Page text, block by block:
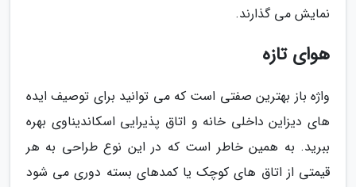
نمایش می گذارند.
هوای تازه
واژه باز بهترین صفتی است که می توانید برای توصیف ایده
های دیزاین داخلی خانه و اتاق پذیرایی اسکاندیناوی بهره
ببرید. به همین خاطر است که در این نوع طراحی به هر
قیمتی از اتاق های کوچک یا کمدهای بسته دوری می شود